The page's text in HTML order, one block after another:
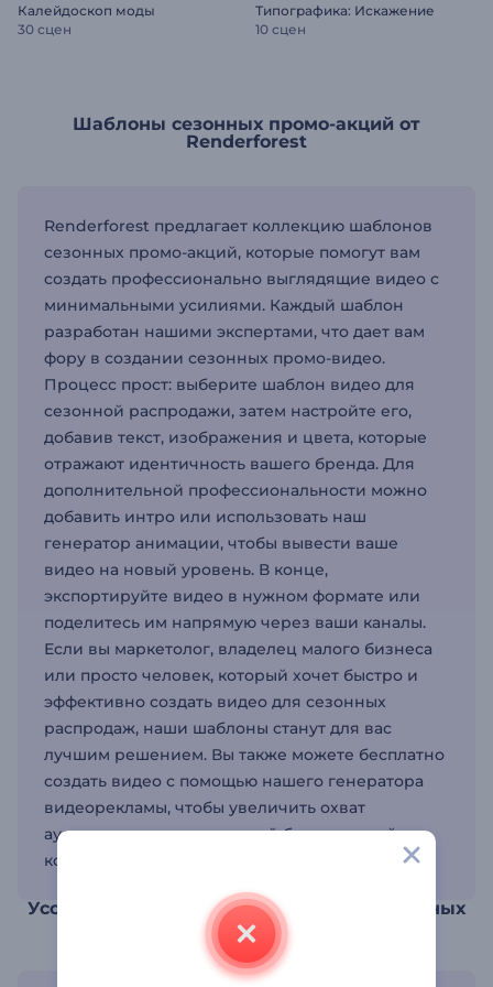
Калейдоскоп моды
30 сцен
Типографика: Искажение
10 сцен
Шаблоны сезонных промо-акций от
Renderforest
Renderforest предлагает коллекцию шаблонов
сезонных промо-акций, которые помогут вам
создать профессионально выглядящие видео с
минимальными усилиями. Каждый шаблон
разработан нашими экспертами, что дает вам
фору в создании сезонных промо-видео.
Процесс прост: выберите шаблон видео для
сезонной распродажи, затем настройте его,
добавив текст, изображения и цвета, которые
отражают идентичность вашего бренда. Для
дополнительной профессиональности можно
добавить интро или использовать наш
генератор анимации, чтобы вывести ваше
видео на новый уровень. В конце,
экспортируйте видео в нужном формате или
поделитесь им напрямую через ваши каналы.
Если вы маркетолог, владелец малого бизнеса
или просто человек, который хочет быстро и
эффективно создать видео для сезонных
распродаж, наши шаблоны станут для вас
лучшим решением. Вы также можете бесплатно
создать видео с помощью нашего генератора
видеорекламы, чтобы увеличить охват
аудитории и наладить с ней более тесный
контакт..
Усовершенствуйте свою стратегию сезонных
продаж